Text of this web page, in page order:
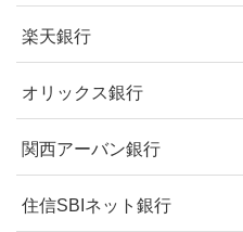
楽天銀行
オリックス銀行
関西アーバン銀行
住信SBIネット銀行